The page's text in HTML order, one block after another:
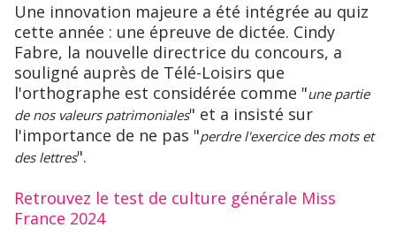
Une innovation majeure a été intégrée au quiz
cette année : une épreuve de dictée. Cindy
Fabre, la nouvelle directrice du concours, a
souligné auprès de Télé-Loisirs que
l'orthographe est considérée comme "une partie
de nos valeurs patrimoniales" et a insisté sur
l'importance de ne pas "perdre l'exercice des mots et
des lettres".
Retrouvez le test de culture générale Miss
France 2024